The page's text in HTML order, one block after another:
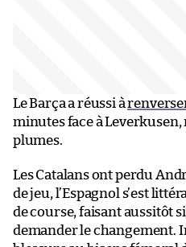
Le Barça a réussi à
minutes face à Leverkusen,
plumes.
Les Catalans ont perdu
de jeu, l’Espagnol s’est
de course, faisant aussitôt
demander le changement.